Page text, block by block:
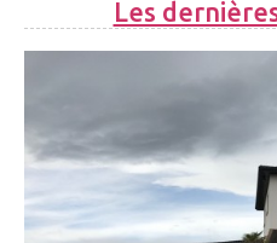
Les